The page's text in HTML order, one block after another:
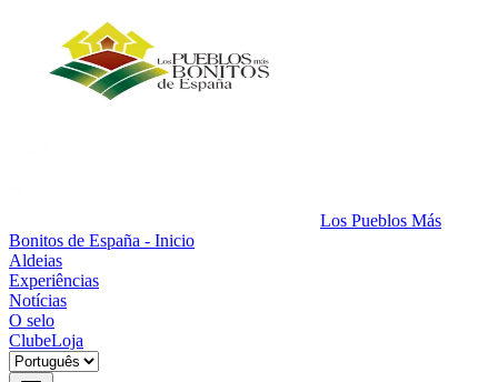
Los Pueblos Más
Bonitos de España - Inicio
Aldeias
Experiências
Notícias
O selo
ClubeLoja